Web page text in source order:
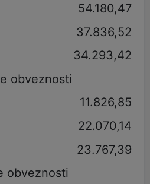
54.180,47
37.836,52
34.293,42
obveznosti
11.826,85
22.070,14
23.767,39
obveznosti